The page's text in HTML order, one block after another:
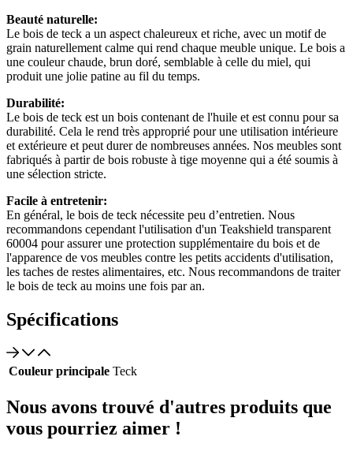
Beauté naturelle:
Le bois de teck a un aspect chaleureux et riche, avec un motif de
grain naturellement calme qui rend chaque meuble unique. Le bois a
une couleur chaude, brun doré, semblable à celle du miel, qui
produit une jolie patine au fil du temps.
Durabilité:
Le bois de teck est un bois contenant de l'huile et est connu pour sa
durabilité. Cela le rend très approprié pour une utilisation intérieure
et extérieure et peut durer de nombreuses années. Nos meubles sont
fabriqués à partir de bois robuste à tige moyenne qui a été soumis à
une sélection stricte.
Facile à entretenir:
En général, le bois de teck nécessite peu d’entretien. Nous
recommandons cependant l'utilisation d'un Teakshield transparent
60004 pour assurer une protection supplémentaire du bois et de
l'apparence de vos meubles contre les petits accidents d'utilisation,
les taches de restes alimentaires, etc. Nous recommandons de traiter
le bois de teck au moins une fois par an.
Spécifications
Couleur principale Teck
Nous avons trouvé d'autres produits que
vous pourriez aimer !